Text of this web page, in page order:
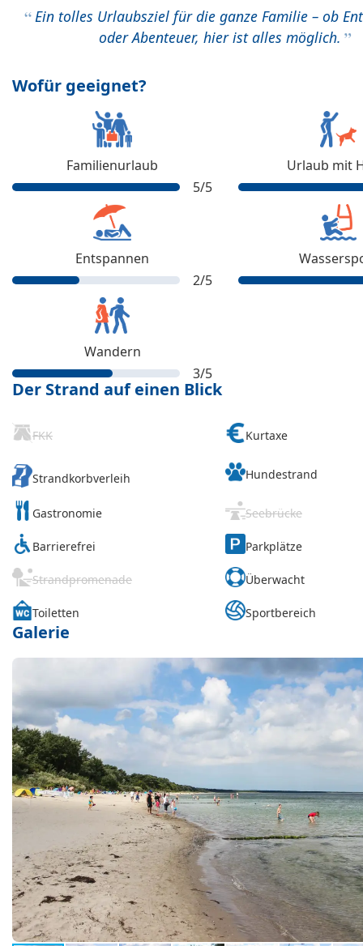
Ein tolles Urlaubsziel für die ganze Familie – ob
oder Abenteuer, hier ist alles möglich.
Wofür geeignet?
Familienurlaub
5/5
Urlaub mit
Entspannen
2/5
Wandern
3/5
Der Strand auf einen Blick
FKK Kurtaxe
Strandkorbverleih Hundestrand
Gastronomie Seebrücke
Barrierefrei Parkplätze
Strandpromenade Überwacht
Toiletten Sportbereich
Galerie